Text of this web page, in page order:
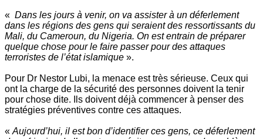
« Dans les jours à venir, on va assister à un déferlement
dans les régions des gens qui seraient des ressortissants du
Mali, du Cameroun, du Nigeria. On est entrain de préparer
quelque chose pour le faire passer pour des attaques
terroristes de l’état islamique ».
Pour Dr Nestor Lubi, la menace est très sérieuse. Ceux qui
ont la charge de la sécurité des personnes doivent la tenir
pour chose dite. Ils doivent déjà commencer à penser des
stratégies préventives contre ces attaques.
« Aujourd’hui, il est bon d’identifier ces gens, ce déferlement